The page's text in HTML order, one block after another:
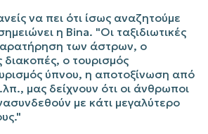
να πει ότι ίσως αναζητούμε
η Bina. "Οι ταξιδιωτικές
των άστρων, ο
διακοπές, ο τουρισμός
ύπνου, η αποτοξίνωση από
μας δείχνουν ότι οι άνθρωποι
με κάτι μεγαλύτερο